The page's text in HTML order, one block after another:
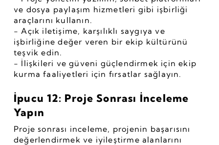
ve dosya paylaşım hizmetleri gibi işbirliği
araçlarını kullanın.
- Açık iletişime, karşılıklı saygıya ve
işbirliğine değer veren bir ekip kültürünü
teşvik edin.
- İlişkileri ve güveni güçlendirmek için ekip
kurma faaliyetleri için fırsatlar sağlayın.
İpucu 12: Proje Sonrası İnceleme
Yapın
Proje sonrası inceleme, projenin başarısını
değerlendirmek ve iyileştirme alanlarını